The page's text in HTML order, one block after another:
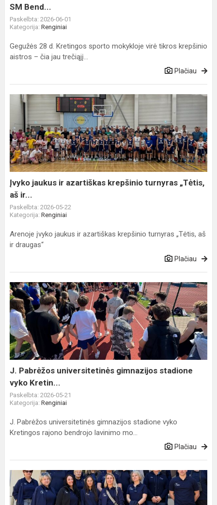
SM Bend...
Paskelbta: 2026-06-01
Kategorija: Renginiai
Gegužės 28 d. Kretingos sporto mokykloje virė tikros krepšinio
aistros – čia jau trečiąjį...
Plačiau
Įvyko
jaukus
azartiškas
krepšinio
turnyras
„Tėtis,
aš
ir...
Įvyko jaukus ir azartiškas krepšinio turnyras „Tėtis,
aš ir...
Paskelbta: 2026-05-22
Kategorija: Renginiai
Arenoje įvyko jaukus ir azartiškas krepšinio turnyras „Tėtis, aš
ir draugas“
Plačiau
J.
Pabrėžos
universitetinės
gimnazijos
stadione
vyko
Kretin...
J. Pabrėžos universitetinės gimnazijos stadione
vyko Kretin...
Paskelbta: 2026-05-21
Kategorija: Renginiai
J. Pabrėžos universitetinės gimnazijos stadione vyko
Kretingos rajono bendrojo lavinimo mo...
Plačiau
Kretingos
sporto
mokyklos